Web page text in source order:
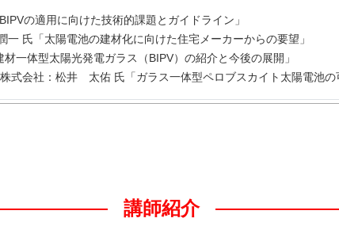
の適用に向けた技術的課題とガイドライン」
氏「太陽電池の建材化に向けた住宅メーカーからの要望」
一体型太陽光発電ガラス（BIPV）の紹介と今後の展開」
式会社：松井 太佑 氏「ガラス一体型ペロブスカイト太陽電池の
講師紹介